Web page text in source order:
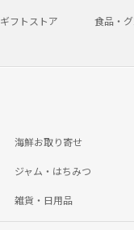
ギフトストア 食品・
海鮮お取り寄せ
ジャム・はちみつ
雑貨・日用品